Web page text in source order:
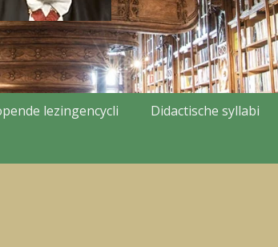
lezingencycli Didactische syllabi